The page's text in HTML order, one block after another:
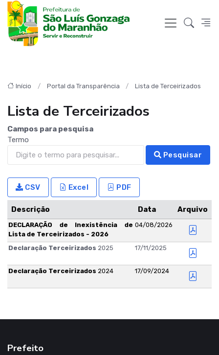
Início Portal da Transparência Lista de Terceirizados
Lista de Terceirizados
Campos para pesquisa
Termo
Pesquisar
CSV Excel PDF
Descrição Data Arquivo
DECLARAÇÃO de Inexistência de
Lista de Terceirizados - 2026
04/08/2026
Declaração Terceirizados 2025 17/11/2025
Declaração Terceirizados 2024 17/09/2024
Prefeito